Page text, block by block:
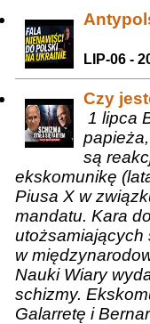
LIP-06 -
Czy
1 lipca
są
ekskomunikę
Piusa X w
mandatu. Kara
utożsamiających
w
Nauki Wiary
schizmy.
Galarretę i